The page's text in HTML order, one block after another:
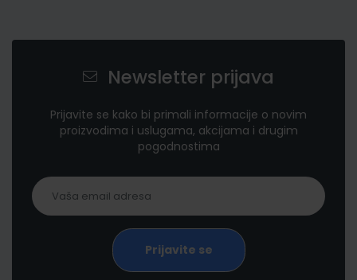
Newsletter prijava
Prijavite se kako bi primali informacije o novim
proizvodima i uslugama, akcijama i drugim
pogodnostima